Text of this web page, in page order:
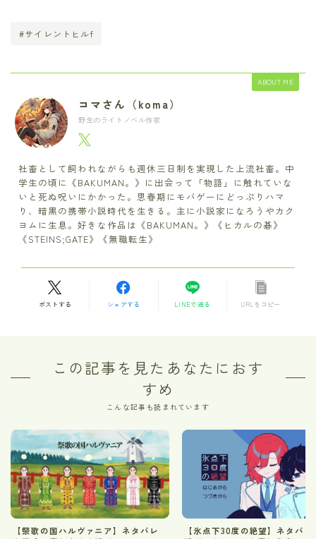
#サイレントヒルf
ABOUT ME
コマさん（koma）
野生のライトノベル作家
社畜として飼われながらも週休三日制を実現した上流社畜。中
学生の頃に《BAKUMAN。》に出会って「物語」に触れていな
いと死ぬ呪いにかかった。思春期にモバゲーにどっぷりハマ
り、暗黒の携帯小説時代を生きる。主に小説家になろうやカク
ヨムに生息。好きな作品は《BAKUMAN。》《ヒカルの碁》
《STEINS;GATE》《無職転生》
ポストする シェアする LINEで送る URLをコピー
この記事を見たあなたにおす
すめ
こんな記事も読まれています
【祭歌の国ハルヴァニア】ネタバレ
【氷点下30度の絶望】ネタバレ